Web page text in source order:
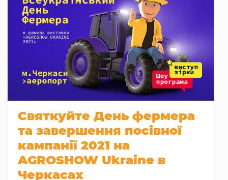
Святкуйте День фермера
та завершення посівної
кампанії 2021 на
AGROSHOW Ukraine в
Черкасах